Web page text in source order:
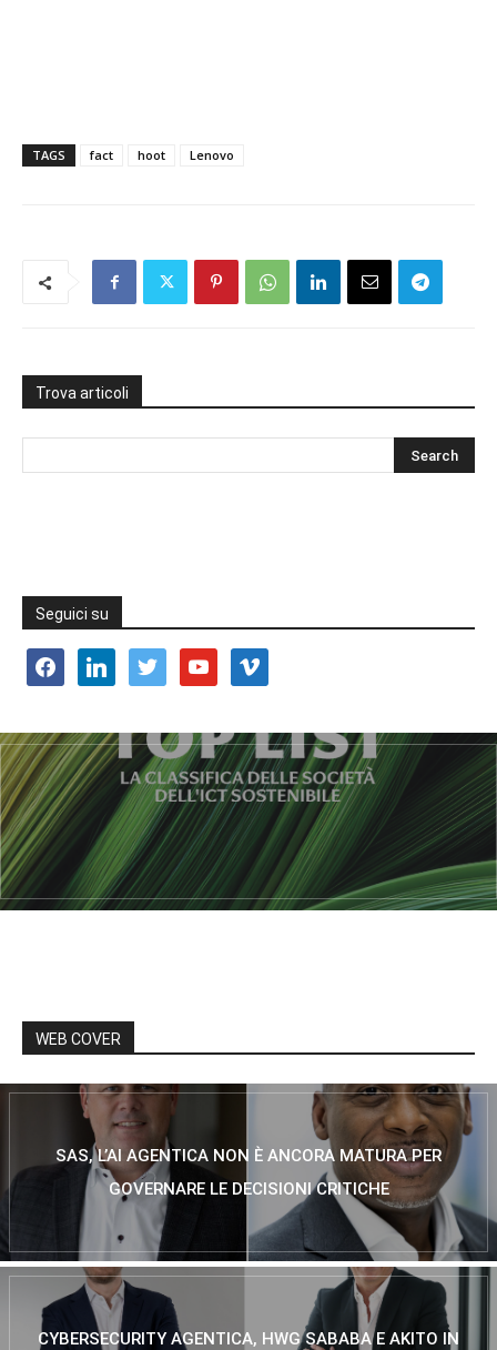
TAGS fact hoot Lenovo
Trova articoli
Seguici su
facebooklinkedin twitter youtube vimeo
WEB COVER
SAS, L’AI AGENTICA NON È ANCORA MATURA PER
GOVERNARE LE DECISIONI CRITICHE
CYBERSECURITY AGENTICA, HWG SABABA E AKITO IN